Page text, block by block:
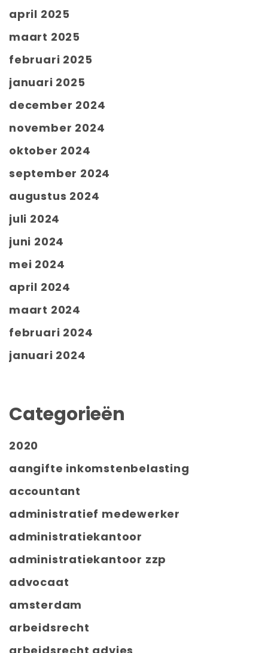
april 2025
maart 2025
februari 2025
januari 2025
december 2024
november 2024
oktober 2024
september 2024
augustus 2024
juli 2024
juni 2024
mei 2024
april 2024
maart 2024
februari 2024
januari 2024
Categorieën
2020
aangifte inkomstenbelasting
accountant
administratief medewerker
administratiekantoor
administratiekantoor zzp
advocaat
amsterdam
arbeidsrecht